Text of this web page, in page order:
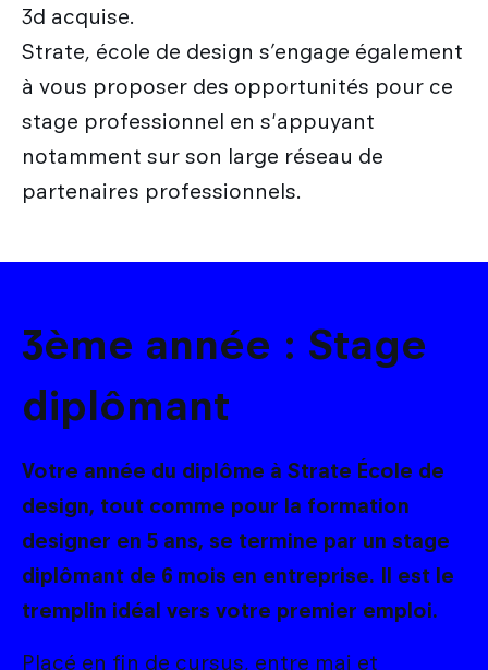
3d acquise.
Strate, école de design s’engage également
à vous proposer des opportunités pour ce
stage professionnel en s'appuyant
notamment sur son large réseau de
partenaires professionnels.
3ème année : Stage
diplômant
Votre année du diplôme à Strate École de
design, tout comme pour la formation
designer en 5 ans, se termine par un stage
diplômant de 6 mois en entreprise. Il est le
tremplin idéal vers votre premier emploi.
Placé en fin de cursus, entre mai et